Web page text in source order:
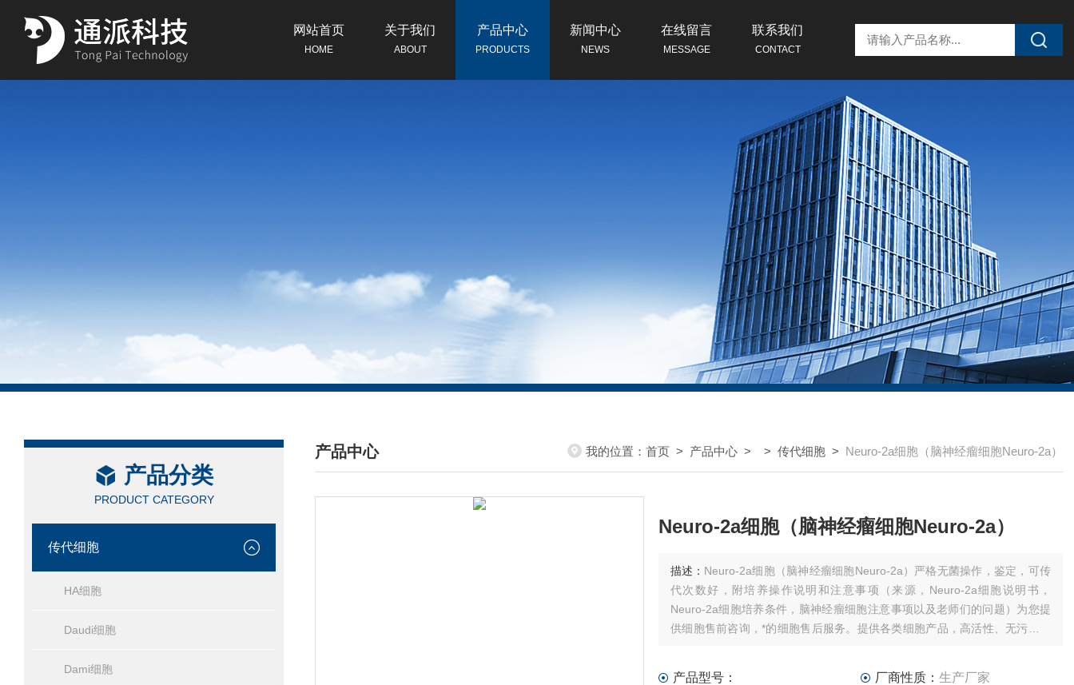
网站首页
HOME
关于我们
ABOUT
产品中心
PRODUCTS
新闻中心
NEWS
在线留言
MESSAGE
联系我们
CONTACT
产品分类
PRODUCT CATEGORY
传代细胞
HA细胞
Daudi细胞
Dami细胞
产品中心
/ PRODUCTS CENTER
我的位置： 首页 > 产品中心 > > 传代细胞 > Neuro-2a细胞（脑神经瘤细胞Neuro-2a）
Neuro-2a细胞（脑神经瘤细胞Neuro-2a）
描述： Neuro-2a细胞（脑神经瘤细胞Neuro-2a）严格无菌操作，鉴定，可传
代次数好，附培养操作说明和注意事项（来源，Neuro-2a细胞说明书，
Neuro-2a细胞培养条件，脑神经瘤细胞注意事项以及老师们的问题）为您提
供细胞售前咨询，*的细胞售后服务。提供各类细胞产品，高活性、无污染，
产品型号： 厂商性质： 生产厂家